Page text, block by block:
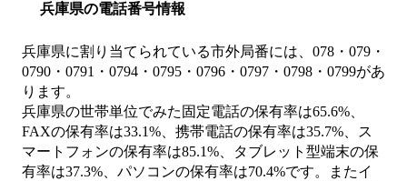
兵庫県の電話番号情報
兵庫県に割り当てられている市外局番には、078・079・
0790・0791・0794・0795・0796・0797・0798・0799があ
ります。
兵庫県の世帯単位でみた固定電話の保有率は65.6%、
FAXの保有率は33.1%、携帯電話の保有率は35.7%、ス
マートフォンの保有率は85.1%、タブレット型端末の保
有率は37.3%、パソコンの保有率は70.4%です。またイ